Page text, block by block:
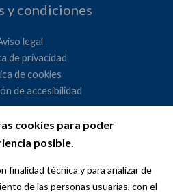
cookies para poder
posible.
finalidad técnica y para analizar de
de las personas usuarias, con el
y condiciones
legal
de privacidad
de cookies
de accesibilidad
de Madrid
del Ayuntamiento de Madrid
institucionales y la actividad